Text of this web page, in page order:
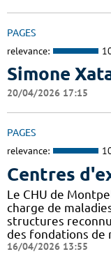
PAGES
relevance:
Simone
20/04/2026 17:15
PAGES
relevance:
Centres
Le CHU de
charge de
structures
des fondations de
16/04/2026 13:55